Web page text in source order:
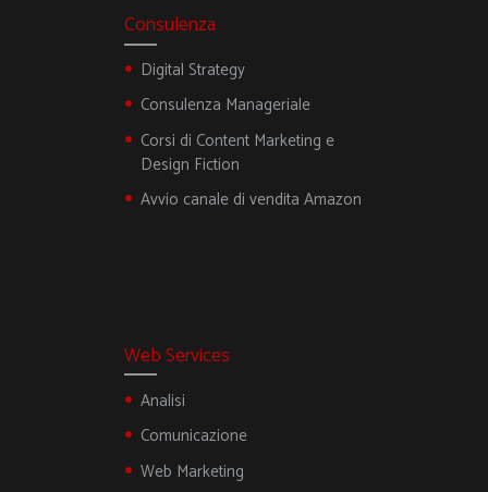
Consulenza
Digital Strategy
Consulenza Manageriale
Corsi di Content Marketing e
Design Fiction
Avvio canale di vendita Amazon
Web Services
Analisi
Comunicazione
Web Marketing